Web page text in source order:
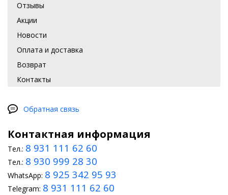
Отзывы
Акции
Новости
Оплата и доставка
Возврат
Контакты
Обратная связь
Контактная информация
Тел.: 8 931 111 62 60
Тел.: 8 930 999 28 30
WhatsApp: 8 925 342 95 93
Telegram: 8 931 111 62 60